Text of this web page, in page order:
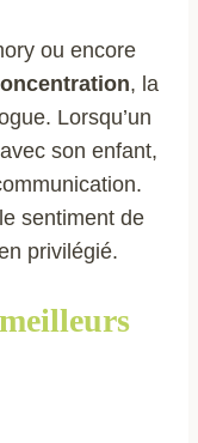
ou encore
, la
Lorsqu’un
son enfant,
sentiment de
privilégié.